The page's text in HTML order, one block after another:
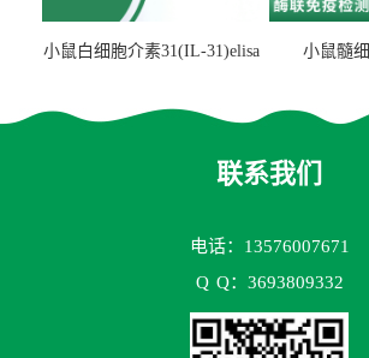
小鼠白细胞介素31(IL-31)elisa
小鼠髓
联系我们
电话：13576007671
Q Q：3693809332